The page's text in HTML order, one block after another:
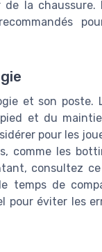
la chaussure.
et son poste.
et du
pour les
comme les
consultez ce
temps de
pour éviter les